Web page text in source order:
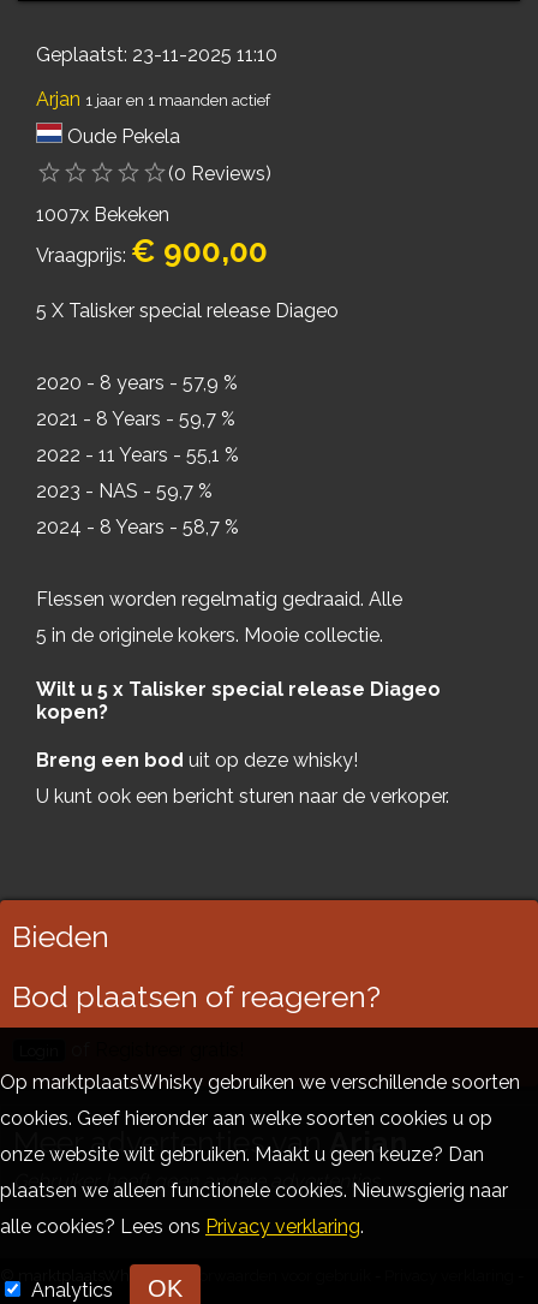
Geplaatst: 23-11-2025 11:10
Arjan 1 jaar en 1 maanden actief
Oude Pekela
(0 Reviews)
1007x Bekeken
Vraagprijs: € 900,00
5 X Talisker special release Diageo
2020 - 8 years - 57,9 %
2021 - 8 Years - 59,7 %
2022 - 11 Years - 55,1 %
2023 - NAS - 59,7 %
2024 - 8 Years - 58,7 %
Flessen worden regelmatig gedraaid. Alle
5 in de originele kokers. Mooie collectie.
Wilt u 5 x Talisker special release Diageo
kopen?
Breng een bod uit op deze whisky!
U kunt ook een bericht sturen naar de verkoper.
Bieden
Bod plaatsen of reageren?
Meer advertenties van Arjan
Gebruiker heeft geen andere advertenties
Op marktplaatsWhisky gebruiken we verschillende soorten
cookies. Geef hieronder aan welke soorten cookies u op
onze website wilt gebruiken. Maakt u geen keuze? Dan
plaatsen we alleen functionele cookies. Nieuwsgierig naar
alle cookies? Lees ons Privacy verklaring.
Analytics OK